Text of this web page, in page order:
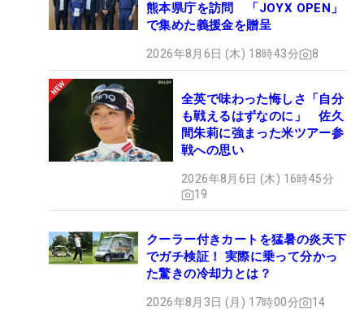
熊本県庁を訪問 「JOYX OPEN」
で集めた義援金を贈呈
2026年8月6日 (木) 18時43分 8
全英で味わった悔しさ「自分
も戦えるはずなのに」 佐久
間朱莉に強まった米ツアー参
戦への思い
2026年8月6日 (木) 16時45分
19
クーラー付きカートを猛暑の炎天下
でガチ検証！ 実際に乗って分かっ
た驚きの冷却力とは？
2026年8月3日 (月) 17時00分 14